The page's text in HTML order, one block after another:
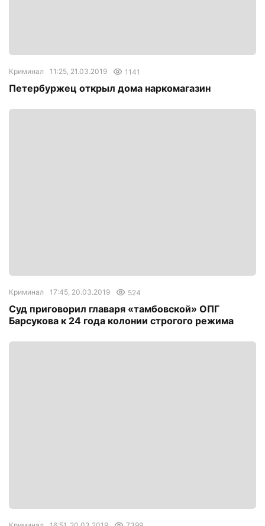
Криминал 11:25, 21.03.2019 1141
Петербуржец открыл дома наркомагазин
Криминал 17:45, 20.03.2019 524
Суд приговорил главаря «тамбовской» ОПГ
Барсукова к 24 года колонии строгого режима